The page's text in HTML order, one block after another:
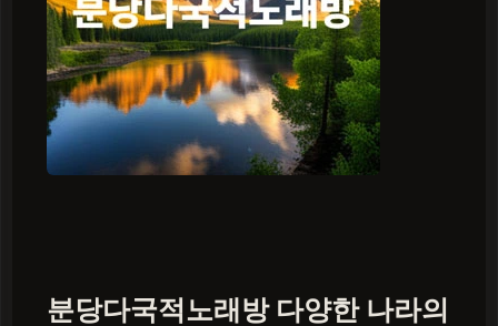
분당다국적노래방 다양한 나라의